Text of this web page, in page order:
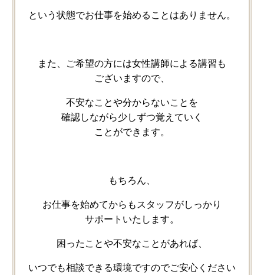
と​いう​状態で​お仕事を​始める​ことは​ありません。
また、​ご希望の​方に​は​女性講師に​よる​講習も​
ございますので、
不安な​ことや​分からない​ことを​
確認しながら少しずつ​覚えていく​
ことができます。
もちろん、
お仕事を​始めてからも​スタッフが​しっかり​
サポートいたします。
困った​ことや​不安な​ことが​あれば、
いつでも​相談できる​環境ですので​ご安心ください​